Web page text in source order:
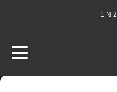
1 N 2